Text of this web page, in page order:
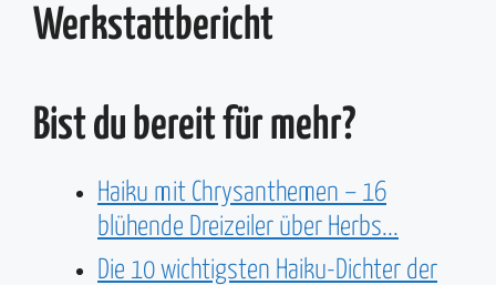
Werkstattbericht
Bist du bereit für mehr?
Haiku mit Chrysanthemen – 16
blühende Dreizeiler über Herbs...
Die 10 wichtigsten Haiku-Dichter der